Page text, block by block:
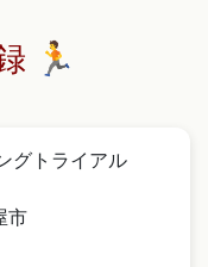
🏃
グトライアル
市